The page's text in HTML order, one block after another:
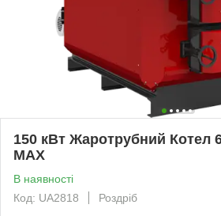
150 кВт Жаротрубний Котел
MAX
В наявності
Код: UA2818
Роздріб